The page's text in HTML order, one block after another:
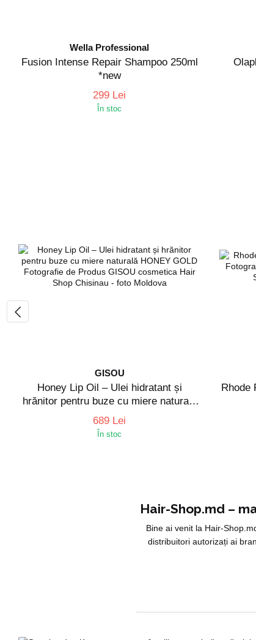
Wella Professional
Fusion Intense Repair Shampoo 250ml
*new
299 Lei
În stoc
GISOU
Honey Lip Oil – Ulei hidratant și
hrănitor pentru buze cu miere naturală
HONEY GOLD
689 Lei
În stoc
Rhode
Hair-Shop.md –
Bine ai venit la Hair-
distribuitori autorizați ai